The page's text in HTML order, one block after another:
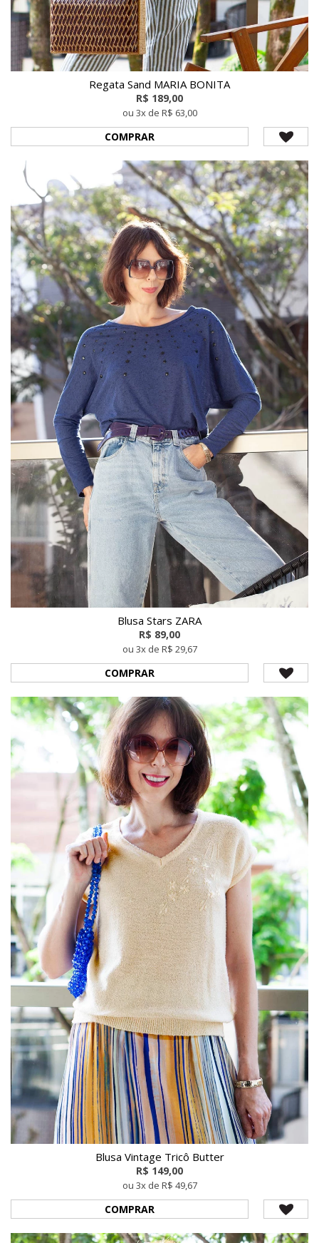
Regata Sand MARIA BONITA
R$ 189,00
ou 3x de R$ 63,00
COMPRAR
Blusa Stars ZARA
R$ 89,00
ou 3x de R$ 29,67
COMPRAR
Blusa Vintage Tricô Butter
R$ 149,00
ou 3x de R$ 49,67
COMPRAR